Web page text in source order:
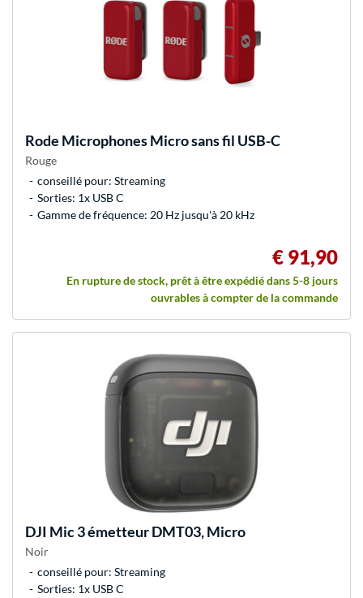
Rode MicrophonesMicro sans fil USB-C
Rouge
conseillé pour: Streaming
Sorties: 1x USB C
Gamme de fréquence: 20 Hz jusqu'à 20 kHz
€ 91,90
En rupture de stock, prêt à être expédié dans 5-8 jours
ouvrables à compter de la commande
DJI Mic 3 émetteur DMT03, Micro
Noir
conseillé pour: Streaming
Sorties: 1x USB C